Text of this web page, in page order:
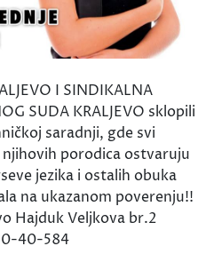
I SINDIKALNA
SUDA KRALJEVO sklopili
saradnji, gde svi
porodica ostvaruju
jezika i ostalih obuka
na ukazanom poverenju!!
Hajduk Veljkova br.2
40-584